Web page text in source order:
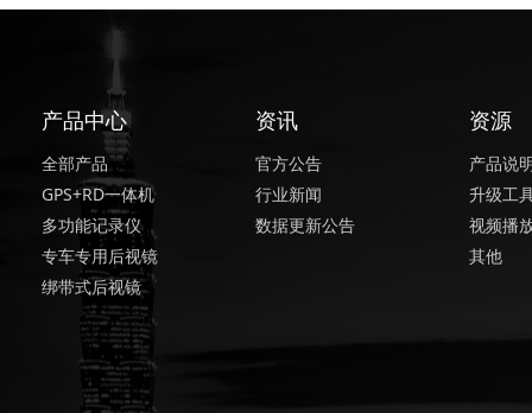
产品中心
全部产品
GPS+RD一体机
多功能记录仪
专车专用后视镜
绑带式后视镜
资讯
官方公告
行业新闻
数据更新公告
资源
产品说
升级工
视频播
其他